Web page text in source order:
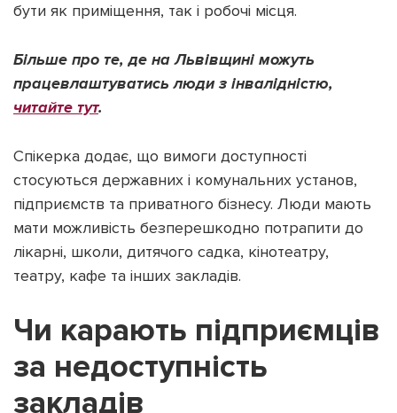
бути як приміщення, так і робочі місця.
Більше про те, де на Львівщині можуть
працевлаштуватись люди з інвалідністю,
читайте тут.
Спікерка додає, що вимоги доступності
стосуються державних і комунальних установ,
підприємств та приватного бізнесу. Люди мають
мати можливість безперешкодно потрапити до
лікарні, школи, дитячого садка, кінотеатру,
театру, кафе та інших закладів.
Чи карають підприємців
за недоступність
закладів